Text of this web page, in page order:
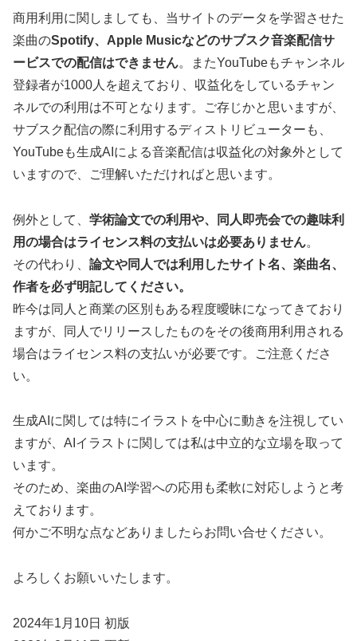
商用利用に関しましても、当サイトのデータを学習させた
楽曲のSpotify、Apple Musicなどのサブスク音楽配信サ
ービスでの配信はできません。またYouTubeもチャンネル
登録者が1000人を超えており、収益化をしているチャン
ネルでの利用は不可となります。ご存じかと思いますが、
サブスク配信の際に利用するディストリビューターも、
YouTubeも生成AIによる音楽配信は収益化の対象外として
いますので、ご理解いただければと思います。
例外として、 学術論文での利用や、同人即売会での趣味利
用の場合はライセンス料の支払いは必要ありません。
その代わり、 論文や同人では利用したサイト名、楽曲名、
作者を必ず明記してください。
昨今は同人と商業の区別もある程度曖昧になってきており
ますが、同人でリリースしたものをその後商用利用される
場合はライセンス料の支払いが必要です。ご注意くださ
い。
生成AIに関しては特にイラストを中心に動きを注視してい
ますが、AIイラストに関しては私は中立的な立場を取って
います。
そのため、楽曲のAI学習への応用も柔軟に対応しようと考
えております。
何かご不明な点などありましたらお問い合せください。
よろしくお願いいたします。
2024年1月10日 初版